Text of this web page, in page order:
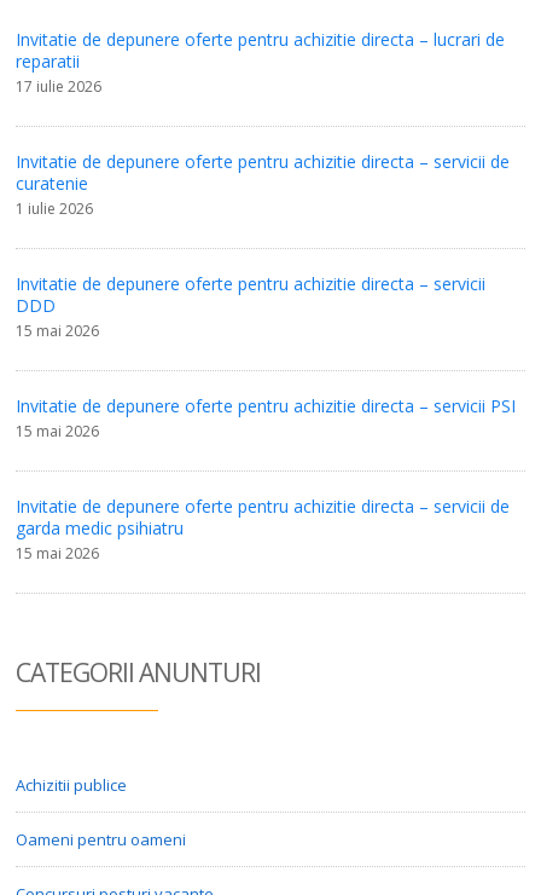
Invitatie de depunere oferte pentru achizitie directa – lucrari de
reparatii
17 iulie 2026
Invitatie de depunere oferte pentru achizitie directa – servicii de
curatenie
1 iulie 2026
Invitatie de depunere oferte pentru achizitie directa – servicii
DDD
15 mai 2026
Invitatie de depunere oferte pentru achizitie directa – servicii PSI
15 mai 2026
Invitatie de depunere oferte pentru achizitie directa – servicii de
garda medic psihiatru
15 mai 2026
CATEGORII ANUNTURI
Achizitii publice
Oameni pentru oameni